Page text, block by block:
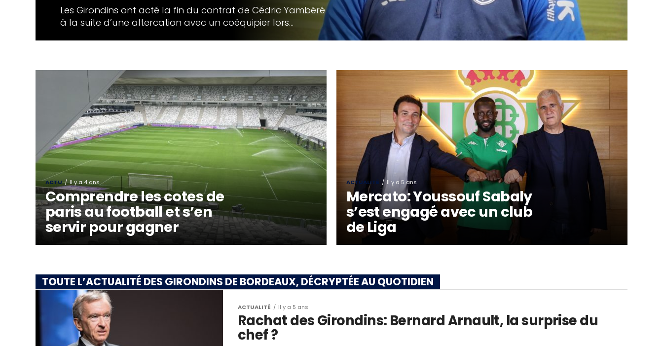
Les Girondins ont acté la fin du contrat de Cédric Yambéré
à la suite d’une altercation avec un coéquipier lors...
ACTU Il y a 4 ans
Comprendre les cotes de
paris au football et s’en
servir pour gagner
ACTUALITÉ Il y a 5 ans
Mercato: Youssouf Sabaly
s’est engagé avec un club
de Liga
TOUTE L’ACTUALITÉ DES GIRONDINS DE BORDEAUX, DÉCRYPTÉE AU QUOTIDIEN
ACTUALITÉ Il y a 5 ans
Rachat des Girondins: Bernard Arnault, la surprise du
chef ?